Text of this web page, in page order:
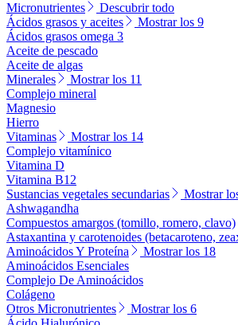
Micronutrientes
Descubrir todo
Ácidos grasos y aceites
Mostrar los 9
Ácidos grasos omega 3
Aceite de pescado
Aceite de algas
Minerales
Mostrar los 11
Complejo mineral
Magnesio
Hierro
Vitaminas
Mostrar los 14
Complejo vitamínico
Vitamina D
Vitamina B12
Sustancias vegetales secundarias
Mostrar
Ashwagandha
Compuestos amargos (tomillo, romero, clavo)
Astaxantina y carotenoides (betacaroteno,
Aminoácidos Y Proteína
Mostrar los 18
Aminoácidos Esenciales
Complejo De Aminoácidos
Colágeno
Otros Micronutrientes
Mostrar los 6